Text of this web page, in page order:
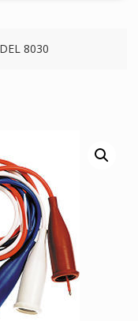
8030